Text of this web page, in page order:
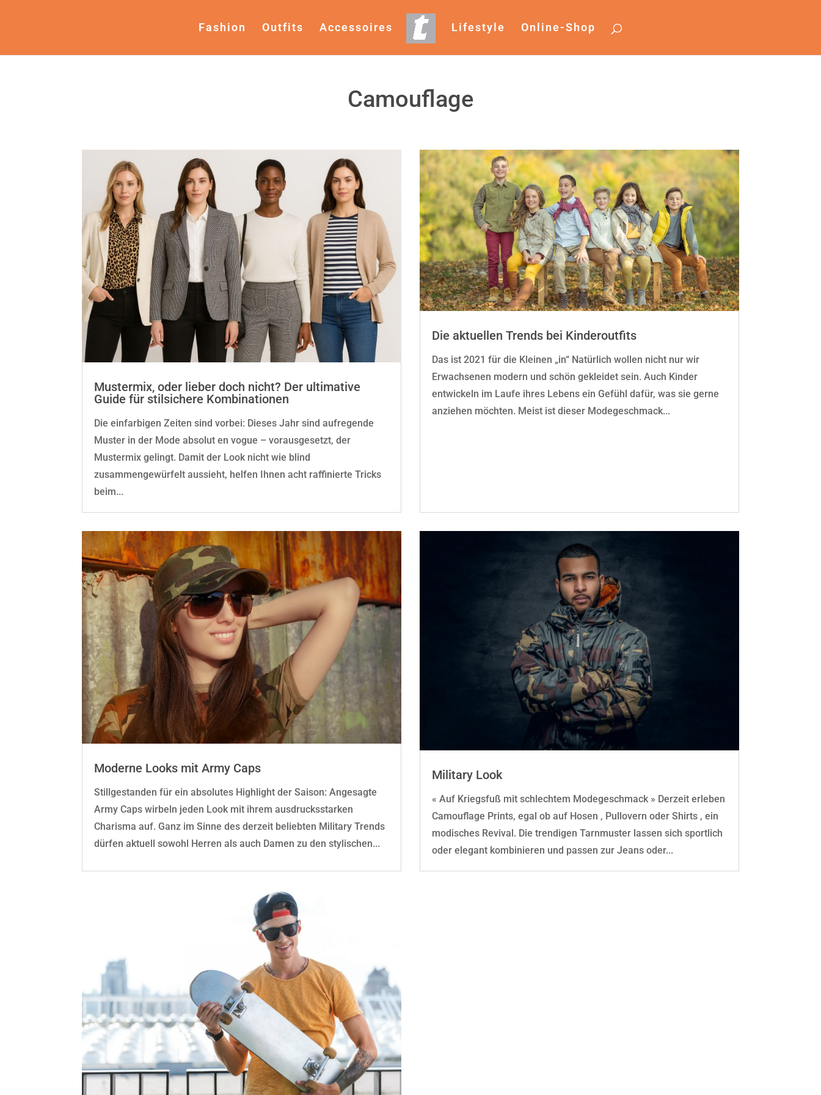
Fashion Outfits Accessoires Lifestyle Online-Shop
Camouflage
Mustermix, oder lieber doch nicht? Der ultimative
Guide für stilsichere Kombinationen
Die einfarbigen Zeiten sind vorbei: Dieses Jahr sind aufregende
Muster in der Mode absolut en vogue – vorausgesetzt, der
Mustermix gelingt. Damit der Look nicht wie blind
zusammengewürfelt aussieht, helfen Ihnen acht raffinierte Tricks
beim...
Die aktuellen Trends bei Kinderoutfits
Das ist 2021 für die Kleinen „in“ Natürlich wollen nicht nur wir
Erwachsenen modern und schön gekleidet sein. Auch Kinder
entwickeln im Laufe ihres Lebens ein Gefühl dafür, was sie gerne
anziehen möchten. Meist ist dieser Modegeschmack...
Moderne Looks mit Army Caps
Stillgestanden für ein absolutes Highlight der Saison: Angesagte
Army Caps wirbeln jeden Look mit ihrem ausdrucksstarken
Charisma auf. Ganz im Sinne des derzeit beliebten Military Trends
dürfen aktuell sowohl Herren als auch Damen zu den stylischen...
Military Look
« Auf Kriegsfuß mit schlechtem Modegeschmack » Derzeit erleben
Camouflage Prints, egal ob auf Hosen , Pullovern oder Shirts , ein
modisches Revival. Die trendigen Tarnmuster lassen sich sportlich
oder elegant kombinieren und passen zur Jeans oder...